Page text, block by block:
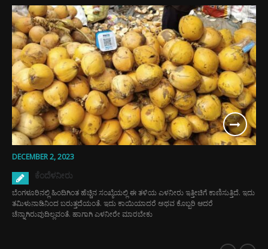
DECEMBER 2, 2023
ಕೆಂದೆಳನೀರು
ಬೆಂಗಳೂರಿನಲ್ಲಿ ಹಿಂದಿಗಿಂತ ಹೆಚ್ಚಿನ ಸಂಖ್ಯೆಯಲ್ಲಿ ಈ ತಳಿಯ ಎಳನೀರು ಇತ್ತೀಚಿಗೆ ಕಾಣಿಸುತ್ತಿದೆ. ಇದು
ತಮಿಳುನಾಡಿನಿಂದ ಬರುತ್ತದೆಯಂತೆ. ಇದು ಕಾಯಿಯಾದರೆ ಅಥವ ಕೊಬ್ಬರಿ ಆದರೆ
ಚೆನ್ನಾಗಿರುವುದಿಲ್ಲವಂತೆ. ಹಾಗಾಗಿ ಎಳನೀರೇ ಮಾರಬೇಕು